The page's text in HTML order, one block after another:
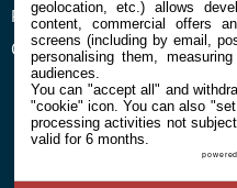
Préférences Cookies
Qui sommes nous
geolocation, etc.) allows
content, commercial offers
screens (including by email,
personalising them,
audiences.
You can "accept all" and
"cookie" icon. You can also
processing activities not
valid for 6 months.